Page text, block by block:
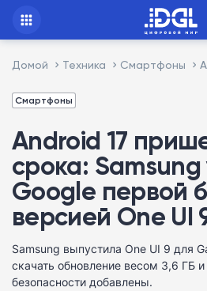
Домой Техника Смартфоны
Смартфоны
Android 17
срока:
Google первой
версией One UI
Samsung выпустила One UI 9 для
скачать обновление весом 3,6 ГБ
безопасности добавлены.